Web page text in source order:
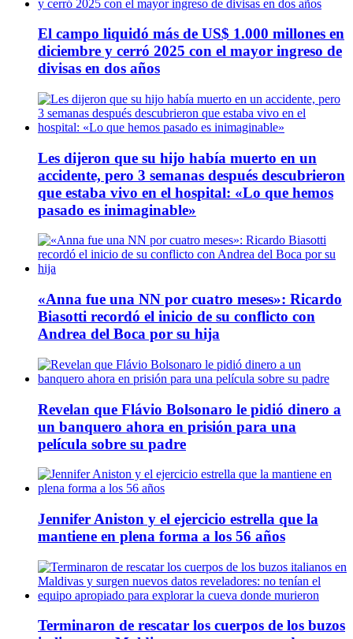
El campo liquidó más de US$ 1.000 millones en
diciembre y cerró 2025 con el mayor ingreso de
divisas en dos años
Les dijeron que su hijo había muerto en un
accidente, pero 3 semanas después descubrieron
que estaba vivo en el hospital: «Lo que hemos
pasado es inimaginable»
«Anna fue una NN por cuatro meses»: Ricardo
Biasotti recordó el inicio de su conflicto con
Andrea del Boca por su hija
Revelan que Flávio Bolsonaro le pidió dinero a
un banquero ahora en prisión para una
película sobre su padre
Jennifer Aniston y el ejercicio estrella que la
mantiene en plena forma a los 56 años
Terminaron de rescatar los cuerpos de los buzos